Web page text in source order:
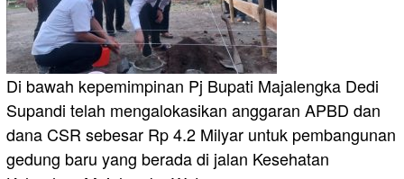
Di bawah kepemimpinan Pj Bupati Majalengka Dedi
Supandi telah mengalokasikan anggaran APBD dan
dana CSR sebesar Rp 4.2 Milyar untuk pembangunan
gedung baru yang berada di jalan Kesehatan